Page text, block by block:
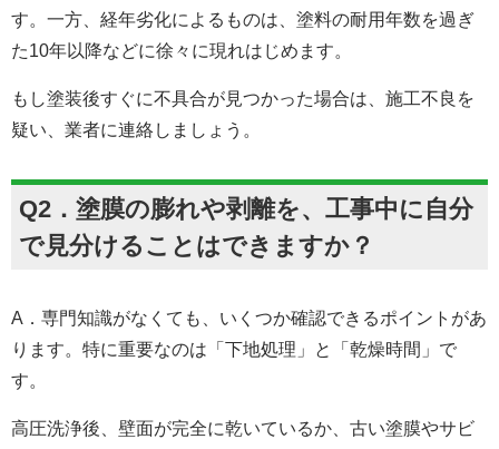
す。一方、経年劣化によるものは、塗料の耐用年数を過ぎ
た10年以降などに徐々に現れはじめます。
もし塗装後すぐに不具合が見つかった場合は、施工不良を
疑い、業者に連絡しましょう。
Q2．塗膜の膨れや剥離を、工事中に自分
で見分けることはできますか？
A．専門知識がなくても、いくつか確認できるポイントがあ
ります。特に重要なのは「下地処理」と「乾燥時間」で
す。
高圧洗浄後、壁面が完全に乾いているか、古い塗膜やサビ